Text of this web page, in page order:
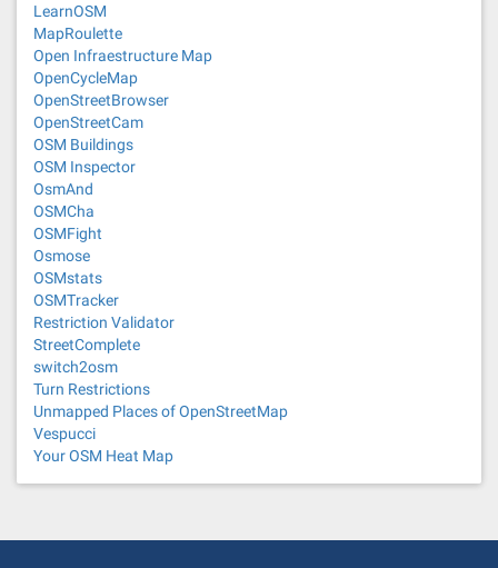
LearnOSM
MapRoulette
Open Infraestructure Map
OpenCycleMap
OpenStreetBrowser
OpenStreetCam
OSM Buildings
OSM Inspector
OsmAnd
OSMCha
OSMFight
Osmose
OSMstats
OSMTracker
Restriction Validator
StreetComplete
switch2osm
Turn Restrictions
Unmapped Places of OpenStreetMap
Vespucci
Your OSM Heat Map